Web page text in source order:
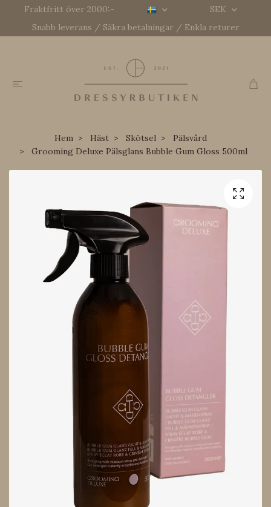
Fraktfritt över 2000:-
SEK
Snabb leverans / Säkra betalningar / Enkla returer
Hem Häst Skötsel
Pälsvård
Grooming Deluxe Pälsglans Bubble Gum Gloss 500ml